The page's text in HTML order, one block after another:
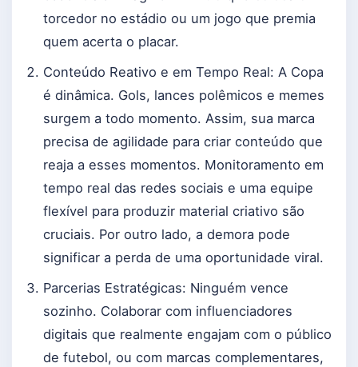
torcedor no estádio ou um jogo que premia
quem acerta o placar.
Conteúdo Reativo e em Tempo Real: A Copa
é dinâmica. Gols, lances polêmicos e memes
surgem a todo momento. Assim, sua marca
precisa de agilidade para criar conteúdo que
reaja a esses momentos. Monitoramento em
tempo real das redes sociais e uma equipe
flexível para produzir material criativo são
cruciais. Por outro lado, a demora pode
significar a perda de uma oportunidade viral.
Parcerias Estratégicas: Ninguém vence
sozinho. Colaborar com influenciadores
digitais que realmente engajam com o público
de futebol, ou com marcas complementares,